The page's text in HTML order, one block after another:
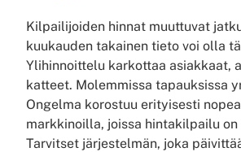
Kilpailijoiden hinnat muuttuvat
kuukauden takainen tieto voi olla
Ylihinnoittelu karkottaa asiakkaat,
katteet. Molemmissa tapauksissa
Ongelma korostuu erityisesti
markkinoilla, joissa hintakilpailu on
Tarvitset järjestelmän, joka